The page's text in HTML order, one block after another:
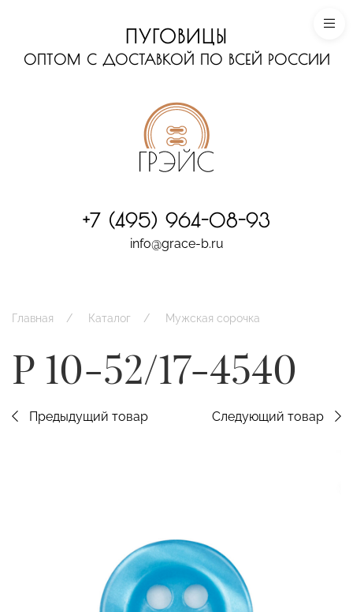
ПУГОВИЦЫ
ОПТОМ С ДОСТАВКОЙ ПО ВСЕЙ РОССИИ
+7 (495) 964-08-93
info@grace-b.ru
Главная Каталог Мужская сорочка
P 10-52/17-4540
Предыдущий товар Следующий товар